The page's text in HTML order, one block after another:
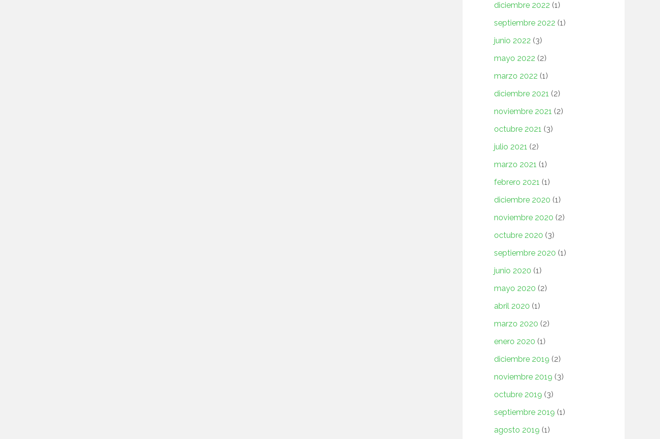
diciembre 2022 (1)
septiembre 2022 (1)
junio 2022 (3)
mayo 2022 (2)
marzo 2022 (1)
diciembre 2021 (2)
noviembre 2021 (2)
octubre 2021 (3)
julio 2021 (2)
marzo 2021 (1)
febrero 2021 (1)
diciembre 2020 (1)
noviembre 2020 (2)
octubre 2020 (3)
septiembre 2020 (1)
junio 2020 (1)
mayo 2020 (2)
abril 2020 (1)
marzo 2020 (2)
enero 2020 (1)
diciembre 2019 (2)
noviembre 2019 (3)
octubre 2019 (3)
septiembre 2019 (1)
agosto 2019 (1)